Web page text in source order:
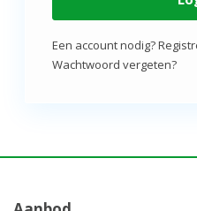
Een account nodig?
Wachtwoord vergeten?